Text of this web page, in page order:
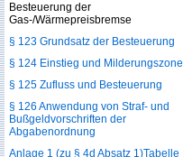
Besteuerung der
Gas-/Wärmepreisbremse
§ 123 Grundsatz der Besteuerung
§ 124 Einstieg und Milderungszone
§ 125 Zufluss und Besteuerung
§ 126 Anwendung von Straf- und
Bußgeldvorschriften der
Abgabenordnung
Anlage 1 (zu § 4d Absatz 1)Tabelle